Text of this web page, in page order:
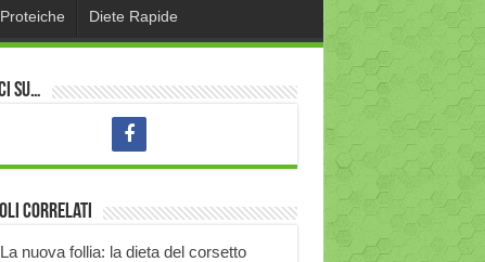
Diete Rapide
su…
correlati
La nuova follia: la dieta del corsetto